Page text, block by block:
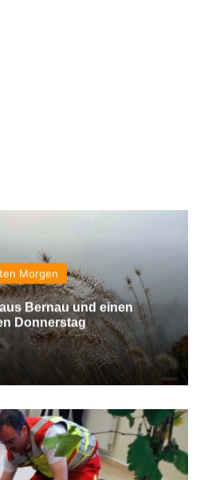
Morgen
Bernau und einen
Donnerstag